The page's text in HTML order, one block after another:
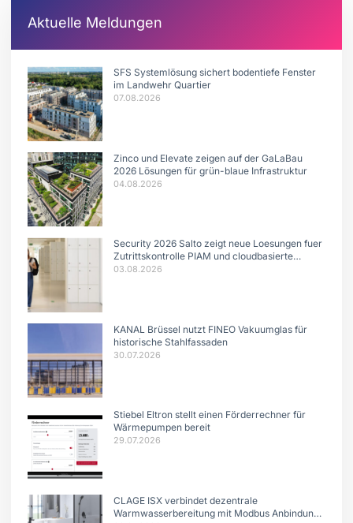
Aktuelle Meldungen
SFS Systemlösung sichert bodentiefe Fenster
im Landwehr Quartier
07.08.2026
Zinco und Elevate zeigen auf der GaLaBau
2026 Lösungen für grün-blaue Infrastruktur
04.08.2026
Security 2026 Salto zeigt neue Loesungen fuer
Zutrittskontrolle PIAM und cloudbasierte
Systeme
03.08.2026
KANAL Brüssel nutzt FINEO Vakuumglas für
historische Stahlfassaden
30.07.2026
Stiebel Eltron stellt einen Förderrechner für
Wärmepumpen bereit
29.07.2026
CLAGE ISX verbindet dezentrale
Warmwasserbereitung mit Modbus Anbindung